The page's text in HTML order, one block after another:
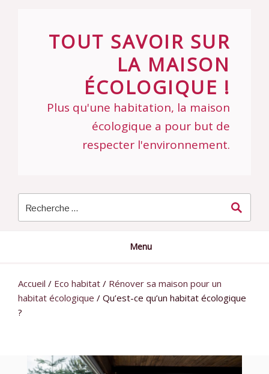
TOUT SAVOIR SUR
LA MAISON
ÉCOLOGIQUE !
Plus qu'une habitation, la maison
écologique a pour but de
respecter l'environnement.
Menu
Accueil / Eco habitat / Rénover sa maison pour un
habitat écologique / Qu’est-ce qu’un habitat écologique
?